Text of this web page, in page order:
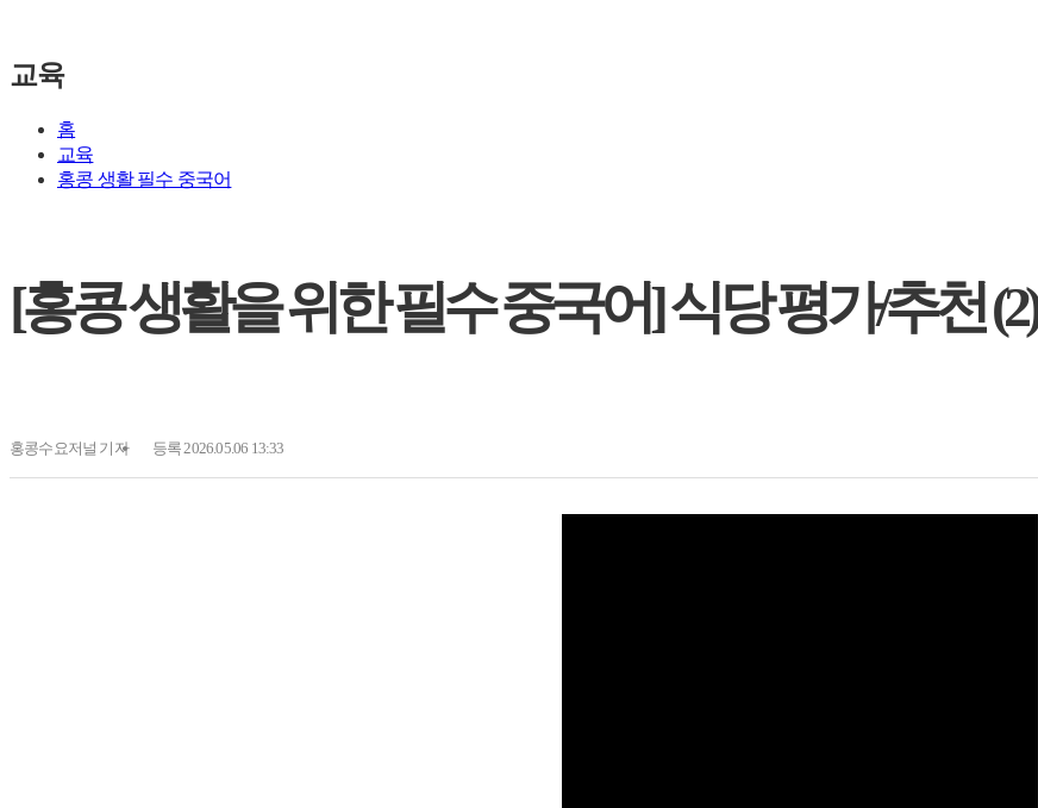
교육
홈
교육
홍콩 생활 필수 중국어
[홍콩 생활을 위한 필수 중국어] 식당 평가/추천 (2)
홍콩수요저널 기자 등록 2026.05.06 13:33